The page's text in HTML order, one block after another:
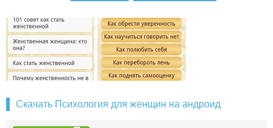
Скачать Психология для женщин на андроид